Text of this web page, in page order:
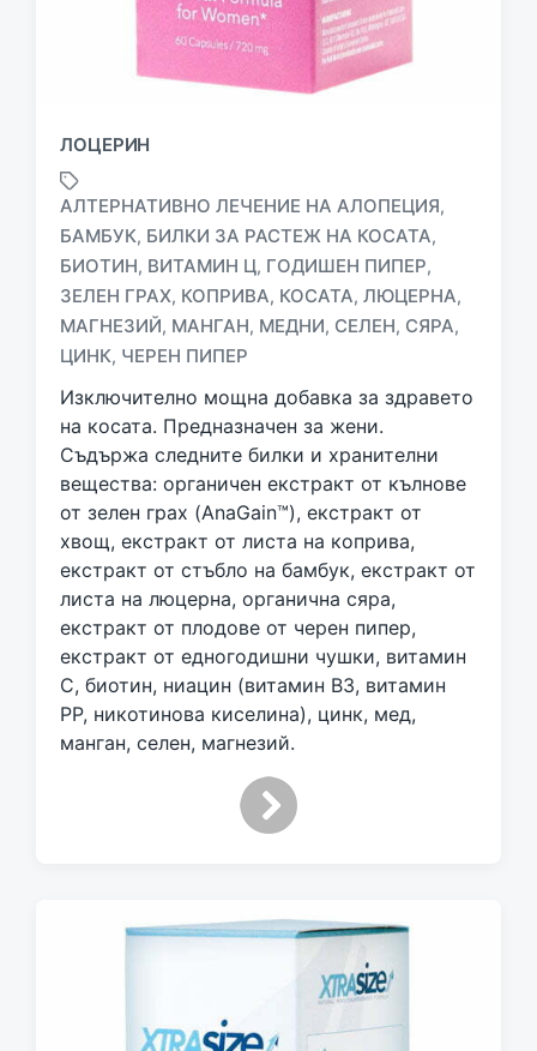
ЛОЦЕРИН
a
g
g
d
w
i
t
h
АЛТЕРНАТИВНО ЛЕЧЕНИЕ НА АЛОПЕЦИЯ,
БАМБУК, БИЛКИ ЗА РАСТЕЖ НА КОСАТА,
БИОТИН, ВИТАМИН Ц, ГОДИШЕН ПИПЕР,
ЗЕЛЕН ГРАХ, КОПРИВА, КОСАТА, ЛЮЦЕРНА,
МАГНЕЗИЙ, МАНГАН, МЕДНИ, СЕЛЕН, СЯРА,
ЦИНК, ЧЕРЕН ПИПЕР
Изключително мощна добавка за здравето
на косата. Предназначен за жени.
Съдържа следните билки и хранителни
вещества: органичен екстракт от кълнове
от зелен грах (AnaGain™), екстракт от
хвощ, екстракт от листа на коприва,
екстракт от стъбло на бамбук, екстракт от
листа на люцерна, органична сяра,
екстракт от плодове от черен пипер,
екстракт от едногодишни чушки, витамин
С, биотин, ниацин (витамин В3, витамин
РР, никотинова киселина), цинк, мед,
манган, селен, магнезий.